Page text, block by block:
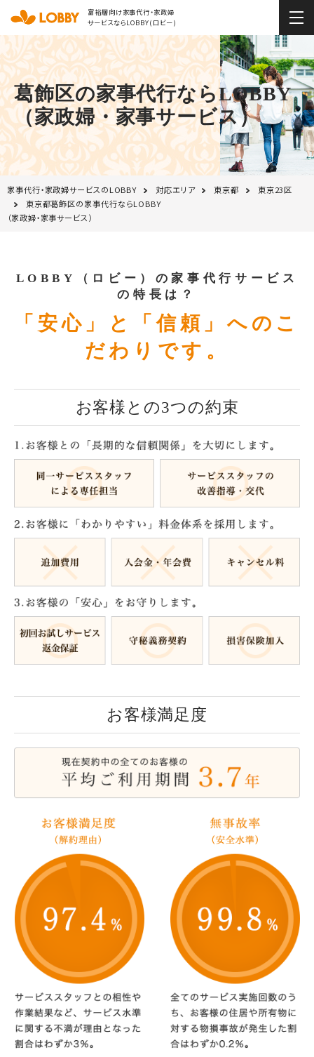
富裕層向け家事代行・家政婦
サービスならLOBBY(ロビー)
葛飾区の家事代行ならLOBBY
（家政婦・家事サービス）
家事代行・家政婦サービスのLOBBY 対応エリア 東京都
東京23区
東京都葛飾区の家事代行ならLOBBY
（家政婦・家事サービス）
LOBBY（ロビー）の家事代行サービス
の特長は？
「安心」と「信頼」へのこ
だわりです。
お客様との3つの約束
お客様満足度